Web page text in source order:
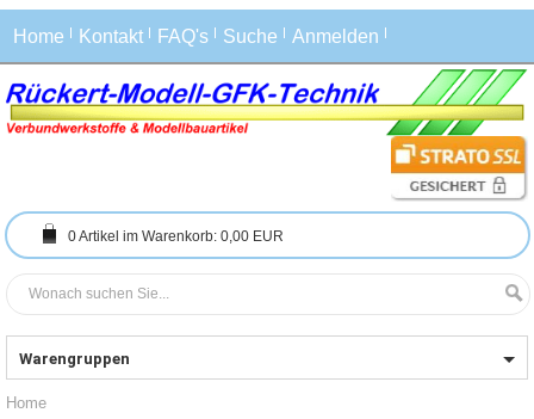
Home Kontakt FAQ's Suche Anmelden
0Artikel im Warenkorb: 0,00 EUR
Warengruppen
Home